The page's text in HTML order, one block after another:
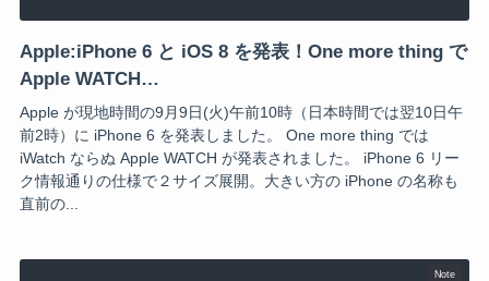
Apple:iPhone 6 と iOS 8 を発表！One more thing で
Apple WATCH…
Apple が現地時間の9月9日(火)午前10時（日本時間では翌10日午
前2時）に iPhone 6 を発表しました。 One more thing では
iWatch ならぬ Apple WATCH が発表されました。 iPhone 6 リー
ク情報通りの仕様で２サイズ展開。大きい方の iPhone の名称も
直前の...
Note